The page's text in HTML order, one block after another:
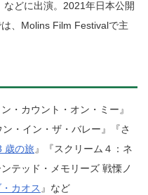
どに出演。2021年日本公開
は、Molins Film Festivalで主
・カウント・オン・ミー』
・イン・ザ・バレー』『さ
歳の旅 』『スクリーム４：ネ
テッド・メモリーズ 戦慄ノ
カオス 』など